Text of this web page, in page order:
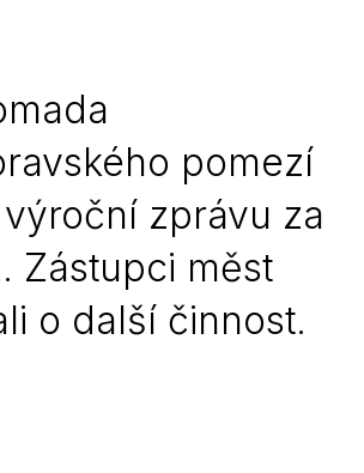
pomezí
zprávu za
Zástupci měst
o další činnost.